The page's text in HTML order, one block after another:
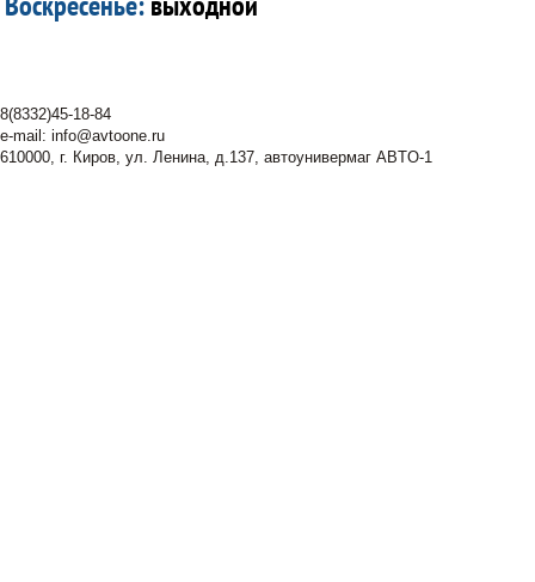
8(8332)45-18-84
e-mail: info@avtoone.ru
610000, г. Киров, ул. Ленина, д.137, автоунивермаг ABTO-1